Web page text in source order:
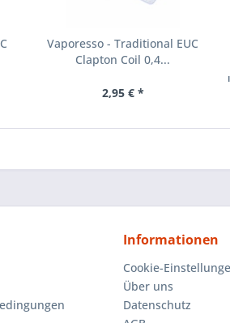
Vaporesso - Traditional EUC
Clapton Coil 0,4...
2,95 € *
Informationen
Cookie-
Über uns
Datenschutz